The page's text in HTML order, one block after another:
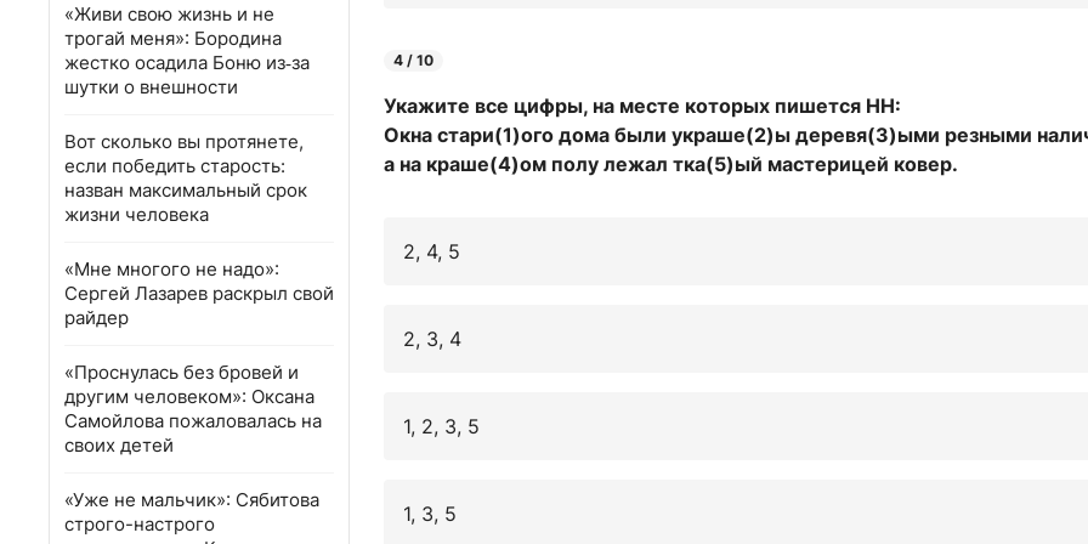
«Живи свою жизнь и не
трогай меня»: Бородина
жестко осадила Боню из‑за
шутки о внешности
Вот сколько вы протянете,
если победить старость:
назван максимальный срок
жизни человека
«Мне многого не надо»:
Сергей Лазарев раскрыл свой
райдер
«Проснулась без бровей и
другим человеком»: Оксана
Самойлова пожаловалась на
своих детей
«Уже не мальчик»: Сябитова
строго-настрого
4 / 10
Укажите все цифры, на месте которых пишется НН:
Окна стари(1)ого дома были украше(2)ы деревя(3)ыми резными
а на краше(4)ом полу лежал тка(5)ый мастерицей ковер.
2, 4, 5
2, 3, 4
1, 2, 3, 5
1, 3, 5